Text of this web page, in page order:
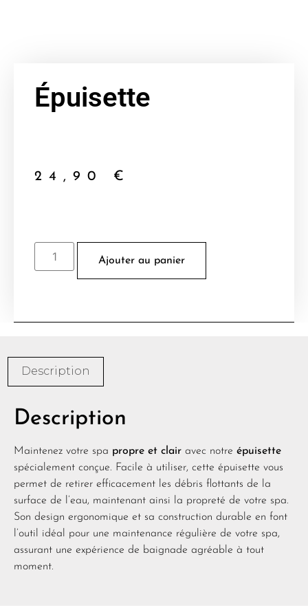
Épuisette
24,90 €
Ajouter au panier
Description
Description
Maintenez votre spa propre et clair avec notre épuisette
spécialement conçue. Facile à utiliser, cette épuisette vous
permet de retirer efficacement les débris flottants de la
surface de l’eau, maintenant ainsi la propreté de votre spa.
Son design ergonomique et sa construction durable en font
l’outil idéal pour une maintenance régulière de votre spa,
assurant une expérience de baignade agréable à tout
moment.